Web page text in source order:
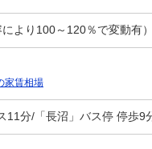
より100～120％で変動有
家賃相場
11分/「長沼」バス停 停歩9